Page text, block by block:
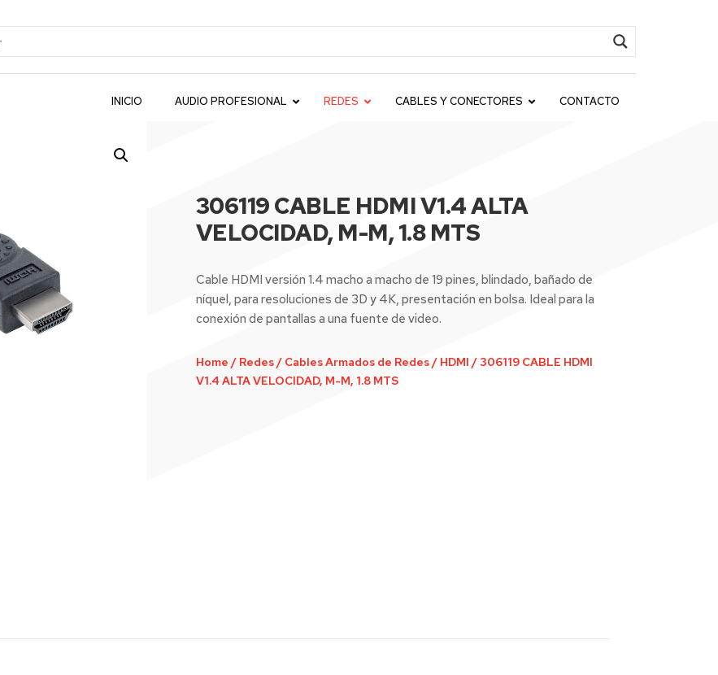
INICIO AUDIO PROFESIONAL REDES CABLES Y CONECTORES CONTACTO
306119 CABLE HDMI V1.4 ALTA
VELOCIDAD, M-M, 1.8 MTS
Cable HDMI versión 1.4 macho a macho de 19 pines, blindado, bañado de
níquel, para resoluciones de 3D y 4K, presentación en bolsa. Ideal para la
conexión de pantallas a una fuente de video.
Home / Redes/ Cables Armados de Redes/ HDMI /306119 CABLE HDMI
V1.4 ALTA VELOCIDAD, M-M, 1.8 MTS